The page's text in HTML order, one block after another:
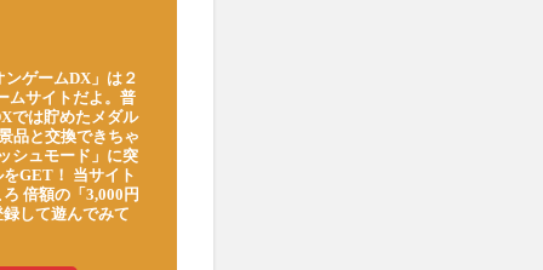
ゲームDX」は２
ムサイトだよ。普
では貯めたメダル
品と交換できちゃ
シュモード」に突
GET！ 当サイト
倍額の「3,000円
して遊んでみて